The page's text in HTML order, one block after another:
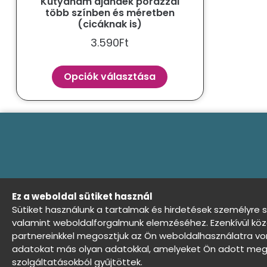
több színben és méretben
(cicáknak is)
3.590Ft
Opciók választása
Általános Szerződési Feltételek
Háziállatod álma - Minden jog fenntartva ©
Ez a weboldal sütiket használ
Sütiket használunk a tartalmak és hirdetések személyre
valamint weboldalforgalmunk elemzéséhez. Ezenkívül
partnereinkkel megosztjuk az Ön weboldalhasználatra
adatokat más olyan adatokkal, amelyeket Ön adott
szolgáltatásokból gyűjtöttek.